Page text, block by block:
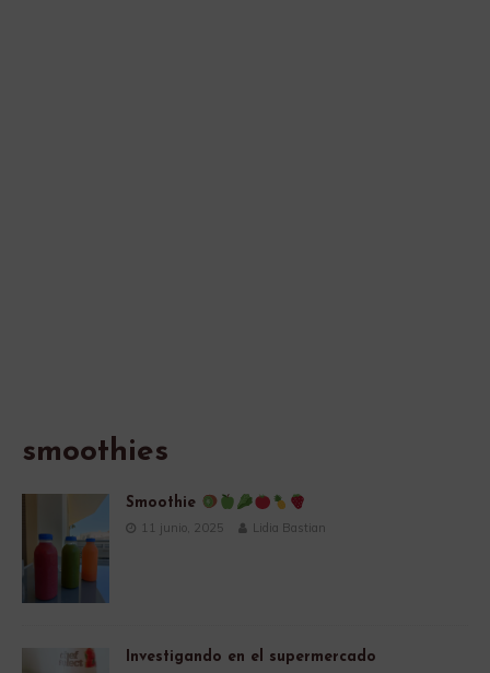
smoothies
Smoothie
11 junio, 2025 Lidia Bastian
Investigando en el supermercado